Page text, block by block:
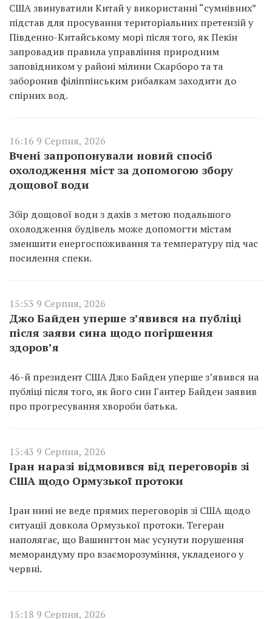
США звинуватили Китай у використанні “сумнівних”
підстав для просування територіальних претензій у
Південно-Китайському морі після того, як Пекін
запровадив правила управління природним
заповідником у районі мілини Скарборо та та
заборонив філіппінським рибалкам заходити до
спірних вод.
16:16 9 Серпня, 2026
Вчені запропонували новий спосіб
охолодження міст за допомогою збору
дощової води
Збір дощової води з дахів з метою подальшого
охолодження будівель може допомогти містам
зменшити енергоспоживання та температуру під час
посилення спеки.
15:53 9 Серпня, 2026
Джо Байден уперше з’явився на публіці
після заяви сина щодо погіршення
здоров’я
46-й президент США Джо Байден уперше з’явився на
публіці після того, як його син Гантер Байден заявив
про прогресування хвороби батька.
15:43 9 Серпня, 2026
Іран наразі відмовився від переговорів зі
США щодо Ормузької протоки
Іран нині не веде прямих переговорів зі США щодо
ситуації довкола Ормузької протоки. Тегеран
наполягає, що Вашингтон має усунути порушення
меморандуму про взаєморозуміння, укладеного у
червні.
15:18 9 Серпня, 2026